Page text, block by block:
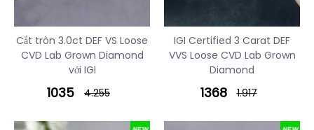
Cắt tròn 3.0ct DEF VS Loose
CVD Lab Grown Diamond
với IGI
1035 4.255
IGI Certified 3 Carat DEF
VVS Loose CVD Lab Grown
Diamond
1368 1.917